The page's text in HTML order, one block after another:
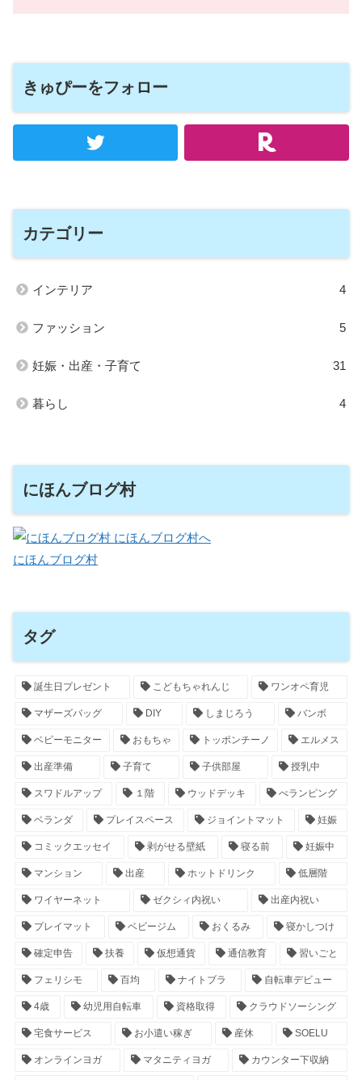
きゅぴーをフォロー
カテゴリー
インテリア 4
ファッション 5
妊娠・出産・子育て 31
暮らし 4
にほんブログ村
にほんブログ村
タグ
誕生日プレゼント こどもちゃれんじ ワンオペ育児
マザーズバッグ DIY しまじろう バンボ
ベビーモニター おもちゃ トッポンチーノ エルメス
出産準備 子育て 子供部屋 授乳中
スワドルアップ １階 ウッドデッキ べランピング
ベランダ プレイスペース ジョイントマット 妊娠
コミックエッセイ 剥がせる壁紙 寝る前 妊娠中
マンション 出産 ホットドリンク 低層階
ワイヤーネット ゼクシィ内祝い 出産内祝い
プレイマット ベビージム おくるみ 寝かしつけ
確定申告 扶養 仮想通貨 通信教育 習いごと
フェリシモ 百均 ナイトブラ 自転車デビュー
4歳 幼児用自転車 資格取得 クラウドソーシング
宅食サービス お小遣い稼ぎ 産休 SOELU
オンラインヨガ マタニティヨガ カウンター下収納